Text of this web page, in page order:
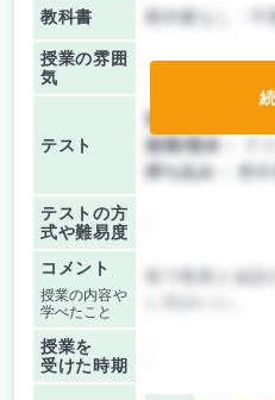
教科書 教科書なし・不要
授業の雰囲
気
テスト
前期/中間：
後期/期末：
持ち込み：
教
テストの方
式や難易度
コメント
授業の内容や
学べたこと
前で発表と会
授業を
受けた時期